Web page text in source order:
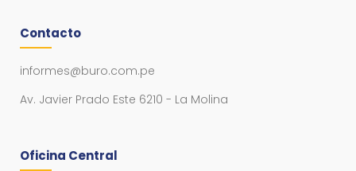
Contacto
informes@buro.com.pe
Av. Javier Prado Este 6210 - La Molina
Oficina Central